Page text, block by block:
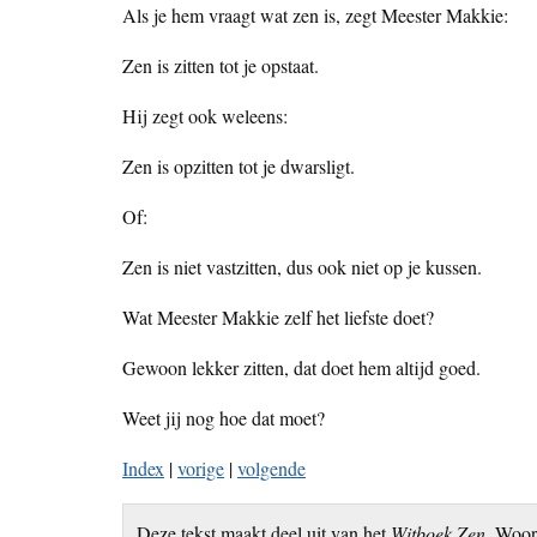
Als je hem vraagt wat zen is, zegt Meester Makkie:
Zen is zitten tot je opstaat.
Hij zegt ook weleens:
Zen is opzitten tot je dwarsligt.
Of:
Zen is niet vastzitten, dus ook niet op je kussen.
Wat Meester Makkie zelf het liefste doet?
Gewoon lekker zitten, dat doet hem altijd goed.
Weet jij nog hoe dat moet?
Index |vorige |volgende